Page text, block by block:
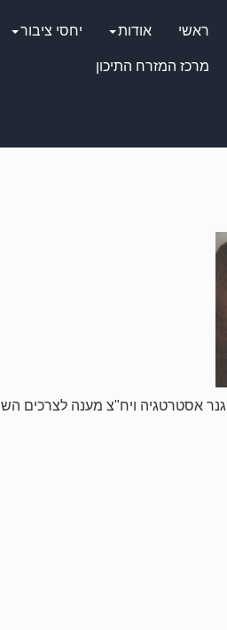
ראשי אודות יחסי ציבור
מרכז המזרח התיכון
אסטרטגיה ויח"צ מענה לצרכים